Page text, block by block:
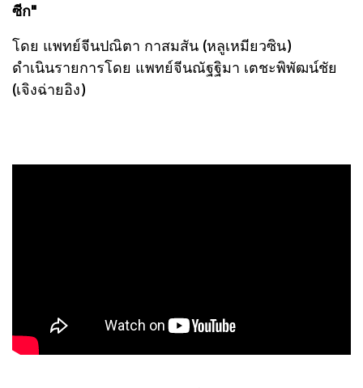
ซีก"
โดย แพทย์จีนปณิตา กาสมสัน (หลูเหมียวซิน)
ดำเนินรายการโดย แพทย์จีนณัฐฐิมา เตชะพิพัฒน์ชัย
(เจิงฉ่ายอิง)